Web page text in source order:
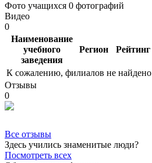
Фото учащихся 0 фотографий
Видео
0
Наименование
учебного
заведения
Регион Рейтинг
К сожалению, филиалов не найдено
Отзывы
0
Все отзывы
Здесь учились знаменитые люди?
Посмотреть всех